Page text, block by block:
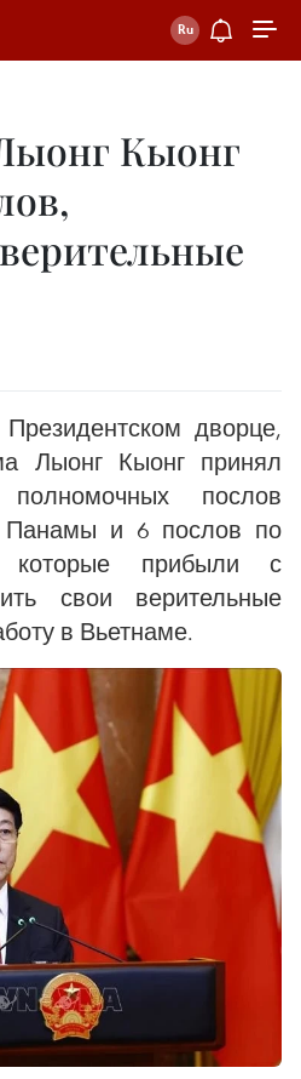
Кыонг
дворце,
Лыонг Кыонг принял
послов
Панамы и 6 послов по
которые прибыли с
свои верительные
в Вьетнаме.